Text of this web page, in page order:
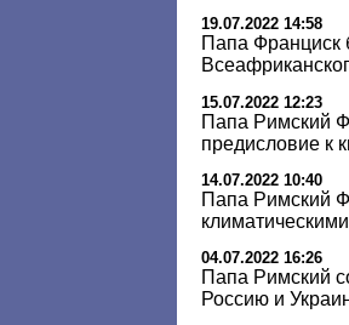
19.07.2022 14:58
Папа Франциск
15.07.2022 12:23
Папа Римский
предисловие к
14.07.2022 10:40
Папа Римский
04.07.2022 16:26
Папа Римский
Россию и